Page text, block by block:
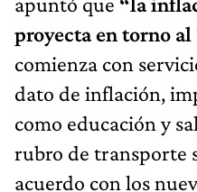
proyecta en torno al
comienza con
dato de inflación,
como educación y
rubro de transporte
acuerdo con los